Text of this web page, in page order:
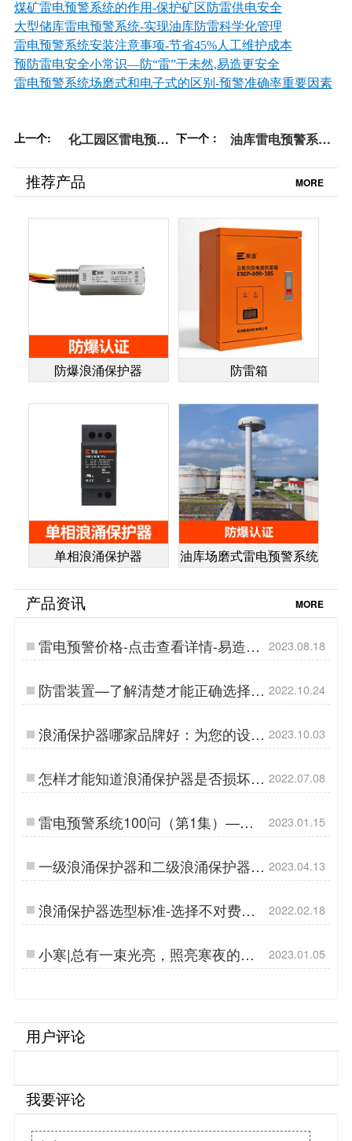
煤矿雷电预警系统的作用-保护矿区防雷供电安全
大型储库雷电预警系统-实现油库防雷科学化管理
雷电预警系统安装注意事项-节省45%人工维护成本
预防雷电安全小常识—防“雷”于未然,易造更安全
雷电预警系统场磨式和电子式的区别-预警准确率重要因素
上一个:
化工园区雷电预警
雷】
下一个：
油库雷电预警系统
推荐产品 MORE
防爆浪涌保护器 防雷箱
单相浪涌保护器 油库场磨式雷电预警系统
产品资讯 MORE
雷电预警价格-点击查看详情-易造防
雷…
2023.08.18
防雷装置—了解清楚才能正确选择
【杭州易造】…
2022.10.24
浪涌保护器哪家品牌好：为您的设备
提供最佳保护-易造防雷…
2023.10.03
怎样才能知道浪涌保护器是否损坏-
遥信端子告诉你【杭州易造】…
2022.07.08
雷电预警系统100问（第1集）——
【易造防雷】…
2023.01.15
一级浪涌保护器和二级浪涌保护器安
装位置-立即查看--易造防雷…
2023.04.13
浪涌保护器选型标准-选择不对费钱
又费力【杭州易造】…
2022.02.18
小寒|总有一束光亮，照亮寒夜的路-
【易造防雷】…
2023.01.05
用户评论
我要评论